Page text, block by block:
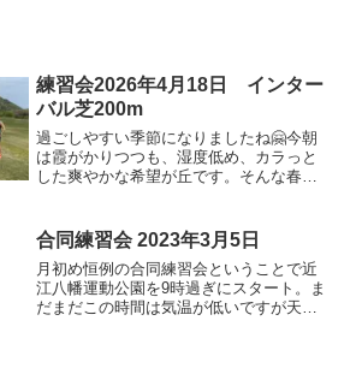
練習会2026年4月18日 インター
バル芝200m
過ごしやすい季節になりましたね🤗今朝
は霞がかりつつも、湿度低め、カラっと
した爽やかな希望が丘です。そんな春の
ー、高野さんをお迎えしました。久々の
担当で空回りか💦HP掲...
合同練習会 2023年3月5日
月初め恒例の合同練習会ということで近
江八幡運動公園を9時過ぎにスタート。ま
だまだこの時間は気温が低いですが天気